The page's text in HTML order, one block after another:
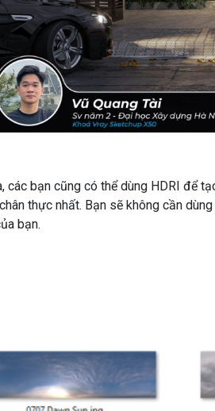
các bạn cũng có thể dùng HDRI để
thực nhất. Bạn sẽ không cần
bạn.